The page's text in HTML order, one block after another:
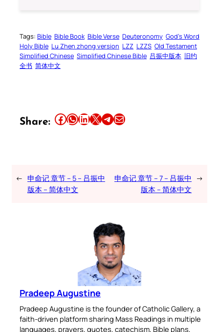
Tags: Bible Bible Book Bible Verse Deuteronomy God’s Word
Holy Bible Lu Zhen zhong version LZZ LZZS Old Testament
Simplified Chinese Simplified Chinese Bible 吕振中版本 旧约
全书 简体中文
Share: Share this article on Facebook Share this article on WhatsApp Share this article on LinkedIn Share this article on X Share this article on TelegramEmail this Article
← 申命记 章节 – 5 – 吕振中
版本 – 简体中文
申命记 章节 – 7 – 吕振中
版本 – 简体中文
→
Pradeep Augustine
Pradeep Augustine is the founder of Catholic Gallery, a
faith-driven platform sharing Mass Readings in multiple
languages, prayers, quotes, catechism, Bible plans,